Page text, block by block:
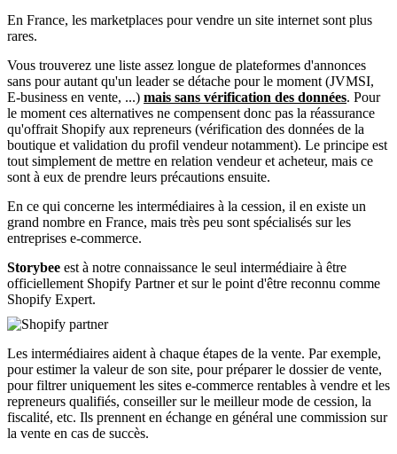
En France, les marketplaces pour vendre un site internet sont plus
rares.
Vous trouverez une liste assez longue de plateformes d'annonces
sans pour autant qu'un leader se détache pour le moment (JVMSI,
E-business en vente, ...) mais sans vérification des données. Pour
le moment ces alternatives ne compensent donc pas la réassurance
qu'offrait Shopify aux repreneurs (vérification des données de la
boutique et validation du profil vendeur notamment). Le principe est
tout simplement de mettre en relation vendeur et acheteur, mais ce
sont à eux de prendre leurs précautions ensuite.
En ce qui concerne les intermédiaires à la cession, il en existe un
grand nombre en France, mais très peu sont spécialisés sur les
entreprises e-commerce.
Storybee est à notre connaissance le seul intermédiaire à être
officiellement Shopify Partner et sur le point d'être reconnu comme
Shopify Expert.
Les intermédiaires aident à chaque étapes de la vente. Par exemple,
pour estimer la valeur de son site, pour préparer le dossier de vente,
pour filtrer uniquement les sites e-commerce rentables à vendre et les
repreneurs qualifiés, conseiller sur le meilleur mode de cession, la
fiscalité, etc. Ils prennent en échange en général une commission sur
la vente en cas de succès.